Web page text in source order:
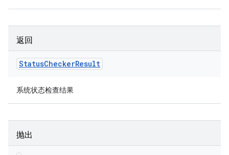
返回
StatusCheckerResult
系统状态检查结果
抛出